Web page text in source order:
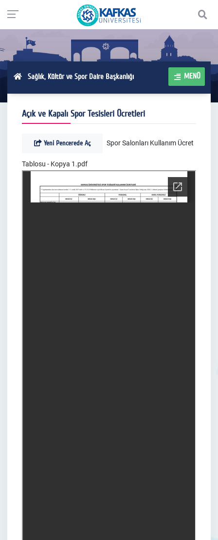
Sağlık, Kültür ve Spor Daire Başkanlığı MENÜ
Açık ve Kapalı Spor Tesisleri Ücretleri
Yeni Pencerede Aç Spor Salonları Kullanım Ücret
Tablosu - Kopya 1.pdf